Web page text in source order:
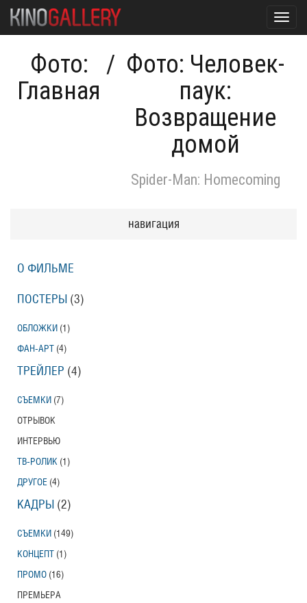
Фото:
Главная
/ Фото: Человек-
паук:
Возвращение
домой
Spider-Man: Homecoming
навигация
О ФИЛЬМЕ
ПОСТЕРЫ (3)
ОБЛОЖКИ (1)
ФАН-АРТ (4)
ТРЕЙЛЕР (4)
СЪЕМКИ (7)
ОТРЫВОК
ИНТЕРВЬЮ
ТВ-РОЛИК (1)
ДРУГОЕ (4)
КАДРЫ (2)
СЪЕМКИ (149)
КОНЦЕПТ (1)
ПРОМО (16)
ПРЕМЬЕРА